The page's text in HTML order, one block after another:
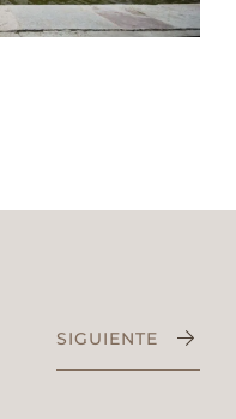
SIGUIENTE